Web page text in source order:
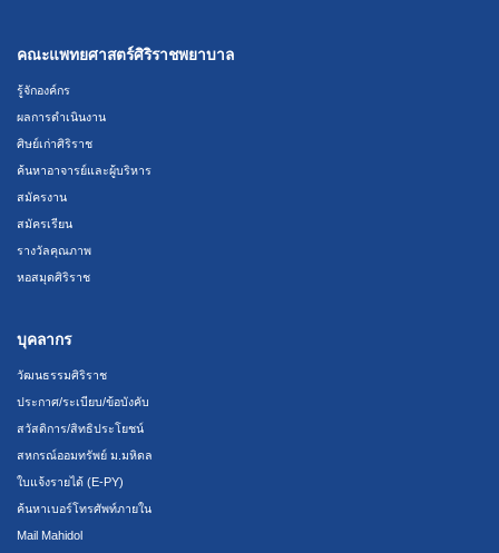
คณะแพทยศาสตร์ศิริราชพยาบาล
รู้จักองค์กร
ผลการดำเนินงาน
ศิษย์เก่าศิริราช
ค้นหาอาจารย์และผู้บริหาร
สมัครงาน
สมัครเรียน
รางวัลคุณภาพ
หอสมุดศิริราช
บุคลากร
วัฒนธรรมศิริราช
ประกาศ/ระเบียบ/ข้อบังคับ
สวัสดิการ/สิทธิประโยชน์
สหกรณ์ออมทรัพย์ ม.มหิดล
ใบแจ้งรายได้ (E-PY)
ค้นหาเบอร์โทรศัพท์ภายใน
Mail Mahidol